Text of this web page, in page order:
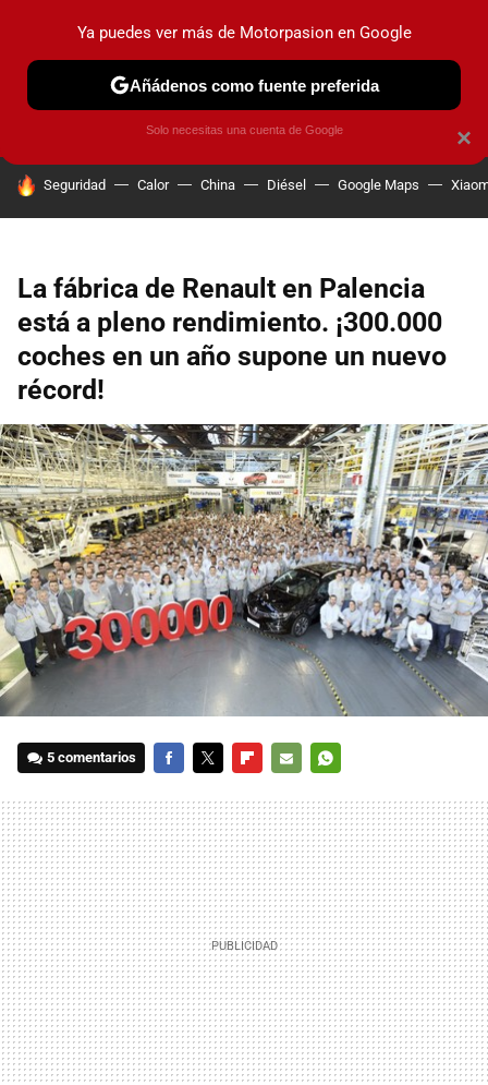
PRUEBAS COCHES ELÉCTRICOS OBSERVATORIO
HOY SE HABLA DE
Seguridad Calor China Diésel Google Maps
La fábrica de Renault en Palencia
está a pleno rendimiento. ¡300.000
coches en un año supone un nuevo
récord!
5 comentarios
MAIL
×
Ya puedes ver más de Motorpasion en Google
Añádenos como fuente preferida
Solo necesitas una cuenta de Google